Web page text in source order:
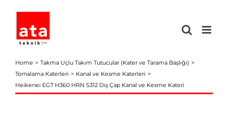
content
Home
Takma Uçlu Takım Tutucular (Kater ve Tarama Başlığı)
Tornalama Katerleri
Kanal ve Kesme Katerleri
Heikenei EGT H360 HRN S312 Dış Çap Kanal ve Kesme Kateri